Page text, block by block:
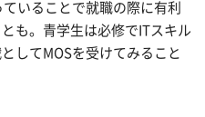
いることで就職の際に有利
も。青学生は必修でITスキル
してMOSを受けてみること